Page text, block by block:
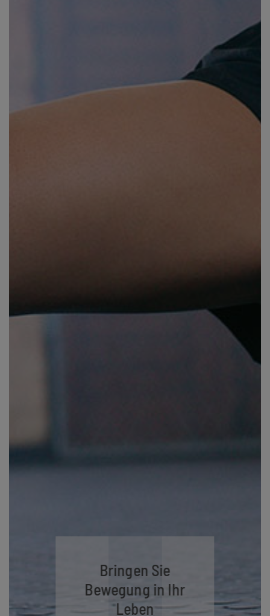
Bringen Sie
Bewegung in Ihr
Leben